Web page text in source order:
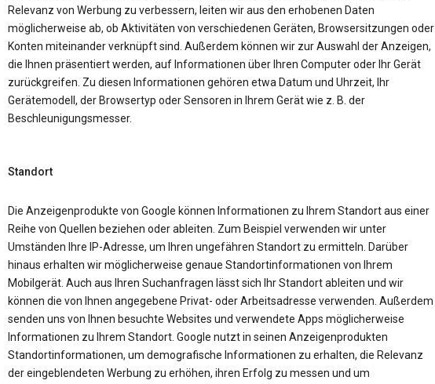
Relevanz von Werbung zu verbessern, leiten wir aus den erhobenen Daten
möglicherweise ab, ob Aktivitäten von verschiedenen Geräten, Browsersitzungen oder
Konten miteinander verknüpft sind. Außerdem können wir zur Auswahl der Anzeigen,
die Ihnen präsentiert werden, auf Informationen über Ihren Computer oder Ihr Gerät
zurückgreifen. Zu diesen Informationen gehören etwa Datum und Uhrzeit, Ihr
Gerätemodell, der Browsertyp oder Sensoren in Ihrem Gerät wie z. B. der
Beschleunigungsmesser.
Standort
Die Anzeigenprodukte von Google können Informationen zu Ihrem Standort aus einer
Reihe von Quellen beziehen oder ableiten. Zum Beispiel verwenden wir unter
Umständen Ihre IP-Adresse, um Ihren ungefähren Standort zu ermitteln. Darüber
hinaus erhalten wir möglicherweise genaue Standortinformationen von Ihrem
Mobilgerät. Auch aus Ihren Suchanfragen lässt sich Ihr Standort ableiten und wir
können die von Ihnen angegebene Privat- oder Arbeitsadresse verwenden. Außerdem
senden uns von Ihnen besuchte Websites und verwendete Apps möglicherweise
Informationen zu Ihrem Standort. Google nutzt in seinen Anzeigenprodukten
Standortinformationen, um demografische Informationen zu erhalten, die Relevanz
der eingeblendeten Werbung zu erhöhen, ihren Erfolg zu messen und um